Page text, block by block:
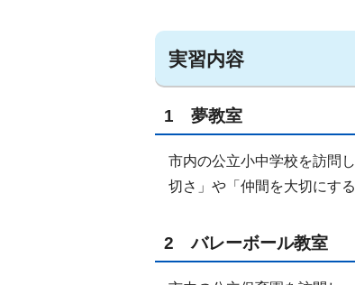
実習内容
1 夢教室
市内の公立小中学校を訪問
切さ」や「仲間を大切にす
2 バレーボール教室